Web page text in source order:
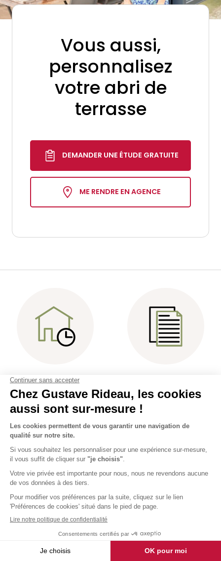
Vous aussi,
personnalisez
votre abri de
terrasse
DEMANDER UNE ÉTUDE GRATUITE
ME RENDRE EN AGENCE
Rendez-vous
à domicile
3D gratuits
Prix tout inclus : livraison et